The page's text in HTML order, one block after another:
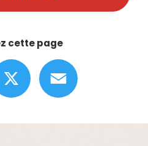
cette page